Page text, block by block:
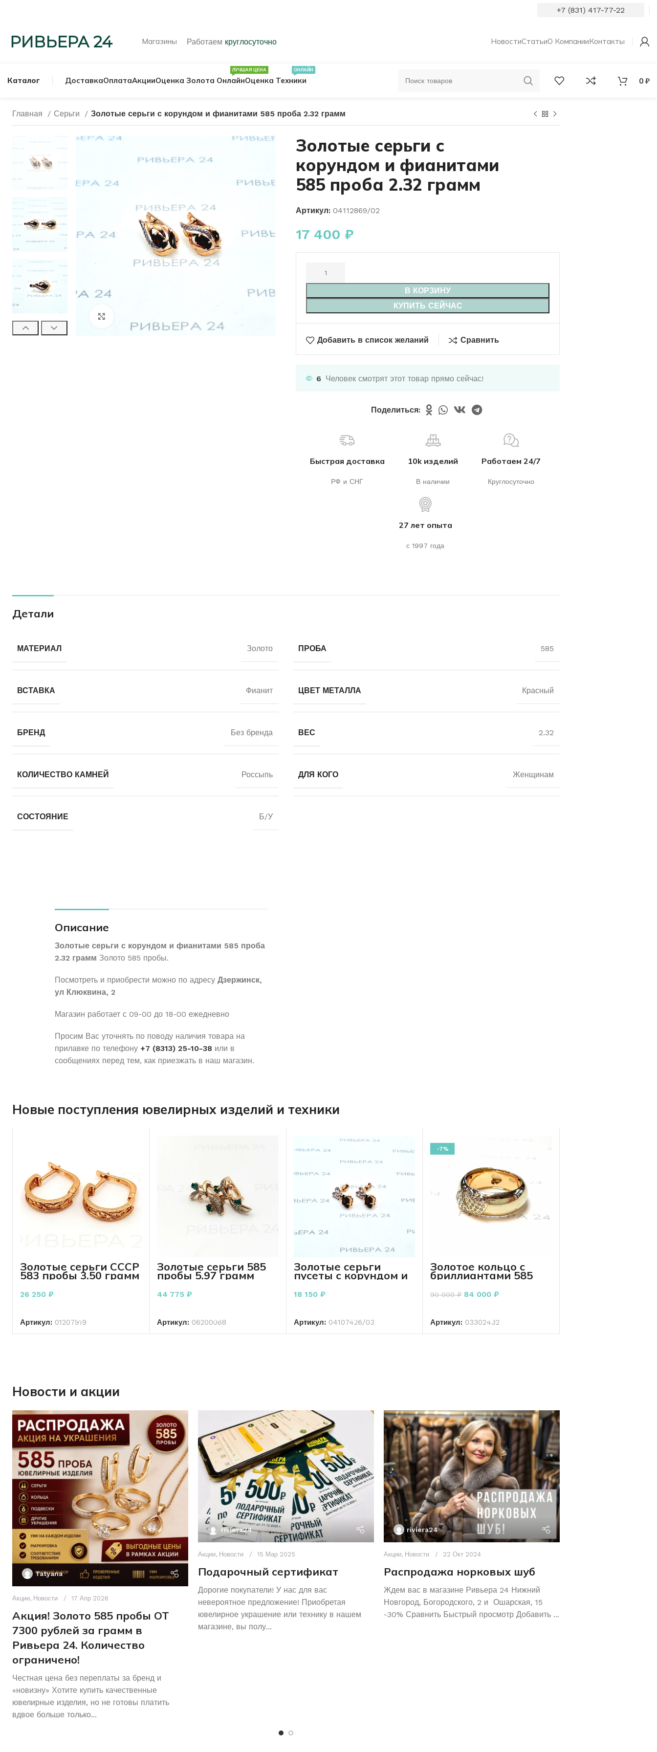
+7 (831) 417-77-22
Магазины Работаем круглосуточно НовостиСтатьиО КомпанииКонтакты
Каталог
МУЖСКИЕ КОЛЬЦА ПЕЧАТКИ КОЛЬЦА 583 ПРОБЫ
ОБРУЧАЛЬНЫЕ
КОЛЬЦА С
ДоставкаОплатаАкцииОценка Золота Онлайн
ЛУЧШАЯ ЦЕНА
Оценка Техники
ОНЛАЙН
0 ₽
Главная Серьги Золотые серьги с корундом и фианитами 585 проба 2.32 грамм
Золотые серьги с
корундом и фианитами
585 проба 2.32 грамм
Артикул: 04112869/02
17 400 ₽
В КОРЗИНУ
КУПИТЬ СЕЙЧАС
Добавить в список желаний Сравнить
6 Человек смотрят этот товар прямо сейчас!
Поделиться:
Быстрая доставка
РФ и СНГ
10k изделий
В наличии
Работаем 24/7
Круглосуточно
27 лет опыта
с 1997 года
Детали
МАТЕРИАЛ Золото ПРОБА 585
ВСТАВКА Фианит ЦВЕТ МЕТАЛЛА Красный
БРЕНД Без бренда ВЕС 2.32
КОЛИЧЕСТВО КАМНЕЙ Россыпь ДЛЯ КОГО Женщинам
СОСТОЯНИЕ Б/У
Описание
Золотые серьги с корундом и фианитами 585 проба
2.32 грамм Золото 585 пробы.
Посмотреть и приобрести можно по адресу Дзержинск,
ул Клюквина, 2
Магазин работает с 09-00 до 18-00 ежедневно
Просим Вас уточнять по поводу наличия товара на
прилавке по телефону +7 (8313) 25-10-38 или в
сообщениях перед тем, как приезжать в наш магазин.
Новые поступления ювелирных изделий и техники
Золотые серьги СССР
583 пробы 3.50 грамм
26 250 ₽
Артикул: 01207919
Золотые серьги 585
пробы 5.97 грамм
44 775 ₽
Артикул: 06200068
Золотые серьги
пусеты с корундом и
фианитами 585
проба 2.42 грамм
18 150 ₽
Артикул: 04107426/03
-7%
Золотое кольцо с
бриллиантами 585
пробы 7.52 грамм
90 000₽ 84 000₽
Артикул: 03302432
Новости и акции
Tatyana
Акции, Новости 17 Апр 2026
Акция! Золото 585 пробы ОТ
7300 рублей за грамм в
Ривьера 24. Количество
ограничено!
Честная цена без переплаты за бренд и
«новизну» Хотите купить качественные
ювелирные изделия, но не готовы платить
вдвое больше только...
riviera24
Акции, Новости 15 Мар 2025
Подарочный сертификат
Дорогие покупатели! У нас для вас
невероятное предложение! Приобретая
ювелирное украшение или технику в нашем
магазине, вы полу...
riviera24
Акции, Новости 22 Окт 2024
Распродажа норковых шуб
Ждем вас в магазине Ривьера 24 Нижний
Новгород, Богородского, 2 и Ошарская, 15
-30% Сравнить Быстрый просмотр Добавить ...